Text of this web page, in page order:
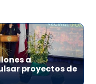
a
proyectos de